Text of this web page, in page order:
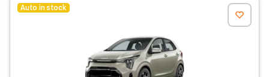
Auto in stock